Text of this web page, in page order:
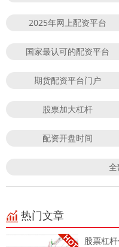
2025年网上配资平台
国家最认可的配资平台
期货配资平台门户
股票加大杠杆
配资开盘时间
全
热门文章
股票杠